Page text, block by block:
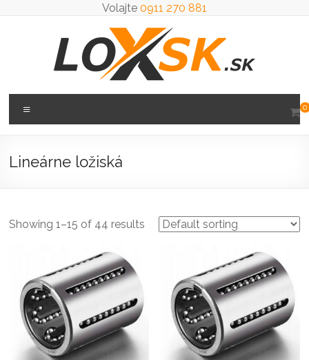
Volajte 0911 270 881
Loxsk
predaj
0
Lineárne ložiská
Showing 1–15 of 44 results